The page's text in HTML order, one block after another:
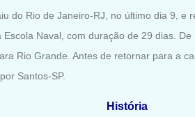
do Rio de Janeiro-RJ, no último dia 9, e
Escola Naval, com duração de 29 dias.
Rio Grande. Antes de retornar para a
Santos-SP.
História